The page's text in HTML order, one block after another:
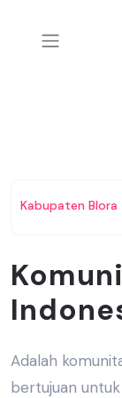
Kabupaten Blora
Adalah
bertujuan